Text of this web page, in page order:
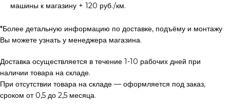
машины к магазину + 120 руб./км.
*Более детальную информацию по доставке, подъёму и монтажу
Вы можете узнать у менеджера магазина.
Доставка осуществляется в течение 1-10 рабочих дней при
наличии товара на складе.
При отсутствии товара на складе — оформляется под заказ,
сроком от 0,5 до 2,5 месяца.